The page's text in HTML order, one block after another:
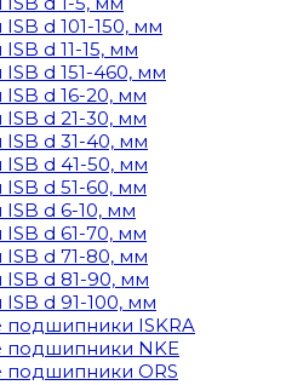
d 101-150, мм
d 11-15, мм
d 151-460, мм
d 16-20, мм
d 21-30, мм
d 31-40, мм
d 41-50, мм
d 51-60, мм
d 6-10, мм
d 61-70, мм
d 71-80, мм
d 81-90, мм
d 91-100, мм
ISKRA
NKE
ORS